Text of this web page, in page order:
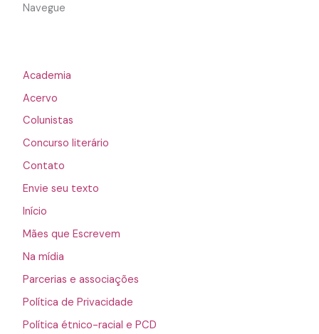
Navegue
Academia
Acervo
Colunistas
Concurso literário
Contato
Envie seu texto
Início
Mães que Escrevem
Na mídia
Parcerias e associações
Política de Privacidade
Política étnico-racial e PCD